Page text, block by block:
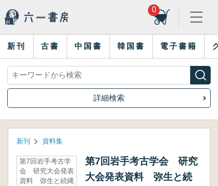
0
新刊 古書 中国書 韓国書 電子書籍
詳細検索
新刊 資料集
第7回岩手考古学
会 研究大会発表
資料 弥生と続縄
第7回岩手考古学会 研究
大会発表資料 弥生と続